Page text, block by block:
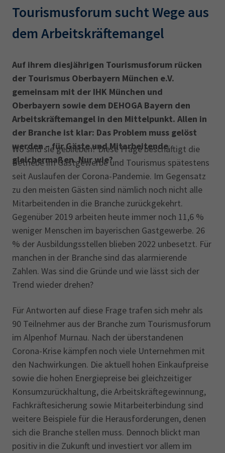
Leichte Sprache
Karriere
Presse
EN
IHK Akademie
Magazin Log-in
Negativerklärung
Sachkundeprüfung
Berichtsheft
34i
Betriebswirt Prüfbericht
Tourismusforum sucht Wege aus
dem Arbeitskräftemangel
Auf ihrem diesjährigen Tourismusforum rücken
der Tourismus Oberbayern München e.V.
gemeinsam mit der IHK München und
Oberbayern sowie dem DEHOGA Bayern den
Arbeitskräftemangel in den Mittelpunkt. Allen in
der Branche ist klar: Das Pro­blem muss gelöst
werden – für Gäste und Mitarbeitende
gleichermaßen. Nur wie?
Wo sind sie geblieben? Diese Frage beschäftigt die
Betriebe im Gastgewerbe und Tourismus spätestens
seit Auslaufen der Corona-Pandemie. Im Gegensatz
zu den meisten Gästen sind nämlich noch nicht alle
Mitarbeitenden in die Branche zurückgekehrt.
Gegenüber 2019 arbeiten heute immer noch 11,6 %
weniger Menschen im bayerischen Gastgewerbe. 26
% der Ausbildungsstellen blieben 2022 unbesetzt. Für
manchen in der Branche sind das alarmierende
Zahlen. Was sind die Gründe und wie lässt sich der
Trend wieder drehen?
Für Antworten auf diese Frage trafen sich mehr als
90 Teilnehmer aus der Branche zum Tourismusforum
im Alpenhof Murnau. Nach der überstandenen
Corona-Krise kämpfen noch viele Unternehmen mit
den Nachwirkungen. Die aktuell hohen Einkaufpreise
sowie die hohen Energiepreise bei gleichzeitiger
Konsumzurückhaltung, die Arbeitskräftegewinnung,
Fachkräftesicherung sowie Mitarbeiterbindung sind
weitere Beispiele für die Herausforderungen, denen
sich die Branche stellen muss. Dennoch blickt man
positiv in die Zukunft und investiert vor allem im